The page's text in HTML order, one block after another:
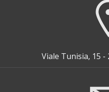
Viale Tunisia, 15